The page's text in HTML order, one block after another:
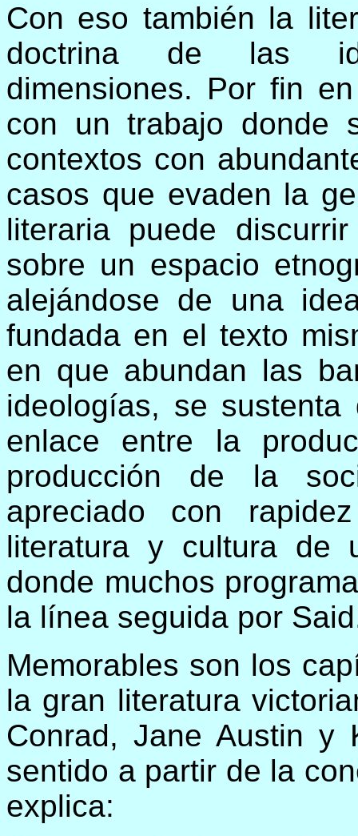
Con eso también la
doctrina de las
dimensiones. Por fin
con un trabajo donde
contextos con
casos que evaden la
literaria puede
sobre un espacio
alejándose de una
fundada en el texto
en que abundan las
ideologías, se
enlace entre la
producción de la
apreciado con
literatura y cultura de
donde muchos
la línea seguida por
Memorables son los
la gran literatura
Conrad, Jane Austin y
sentido a partir de la
explica: